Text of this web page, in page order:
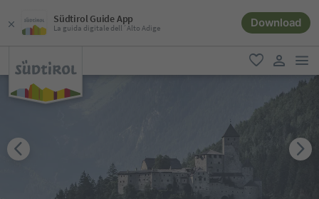
Südtirol Guide App
La guida digitale dell´Alto Adige Download
favoriti
user link